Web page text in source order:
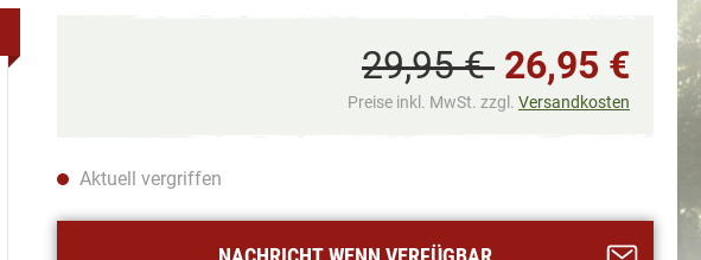
29,95 € 26,95 €
Preise inkl. MwSt. zzgl. Versandkosten
Aktuell vergriffen